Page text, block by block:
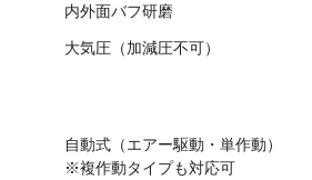
内外面バフ研磨
大気圧（加減圧不可）
自動式（エアー駆動・単作動）
※複作動タイプも対応可